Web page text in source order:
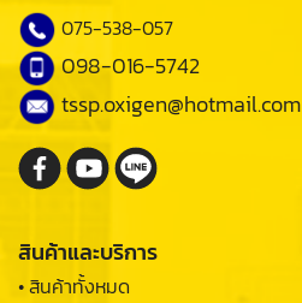
075-538-057
098-016-5742
tssp.oxigen@hotmail.com
สินค้าและบริการ
• สินค้าทั้งหมด